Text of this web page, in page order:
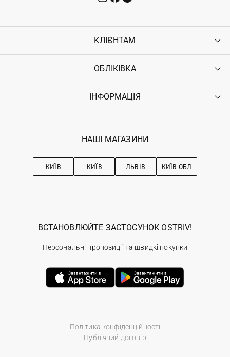
КЛІЄНТАМ
Контакти
Повернення
Гарантія
ОБЛІКІВКА
Увійти
Ostriv Club+
ІНФОРМАЦІЯ
Наші магазини
Рекомендації з догляду
НАШІ МАГАЗИНИ
КИЇВ КИЇВ ЛЬВІВ КИЇВ ОБЛ
Політика конфіденційності
Публічний договір
ВСТАНОВЛЮЙТЕ ЗАСТОСУНОК OSTRIV!
Персональні пропозиції та швидкі покупки